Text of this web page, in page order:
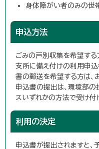
身体障がい者のみの世
申込方法
ごみの戸別収集を希望する
支所に備え付けの利用申込
書の郵送を希望する方は、
申込書の提出は、環境部の
スいずれかの方法で受け付
利用の決定
申込書が提出されますと